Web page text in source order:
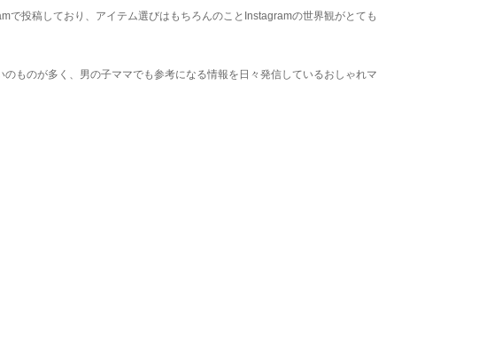
で投稿しており、アイテム選びはもちろんのことInstagramの世界観がとても
のものが多く、男の子ママでも参考になる情報を日々発信しているおしゃれマ